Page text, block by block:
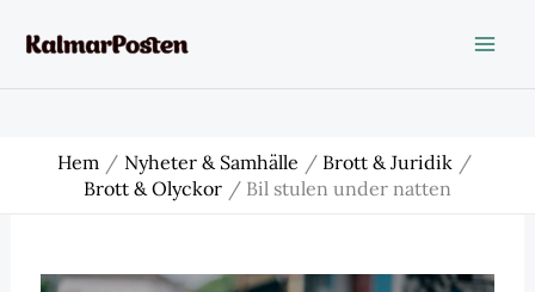
Hem Nyheter & Samhälle
Brott & Juridik
Brott & Olyckor
Bil stulen under natten